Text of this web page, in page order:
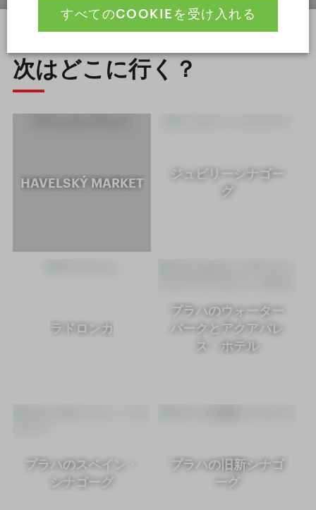
次はどこに行く？
HAVELSKÝ MARKET
ジュビリーシナゴー
グ
ラドロンカ
プラハのウォーター
パークとアクアパレ
ス・ホテル
プラハのスペイン・
シナゴーグ
プラハの旧新シナゴ
ーグ
すべてのCOOKIEを受け入れる